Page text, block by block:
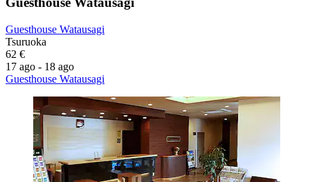
Guesthouse Watausagi
Tsuruoka
62 €
17 ago - 18 ago
Guesthouse Watausagi